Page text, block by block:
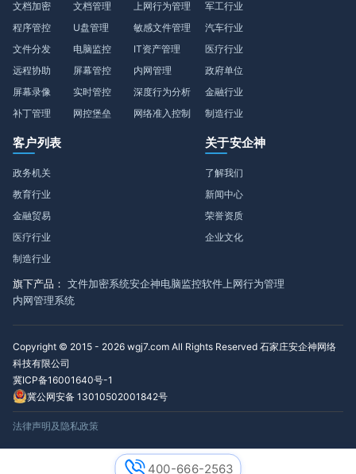
400-666-2563
文档加密
程序管控
文件分发
远程协助
屏幕录像
补丁管理
文档管理
U盘管理
电脑监控
屏幕管控
实时管控
网控堡垒
上网行为管理
敏感文件管理
IT资产管理
内网管理
深度行为分析
网络准入控制
军工行业
汽车行业
医疗行业
政府单位
金融行业
制造行业
客户列表
政务机关
教育行业
金融贸易
医疗行业
制造行业
关于安企神
了解我们
新闻中心
荣誉资质
企业文化
旗下产品： 文件加密系统安企神电脑监控软件 上网行为管理
内网管理系统
Copyright © 2015 - 2026 wgj7.com All Rights Reserved 石家庄安企神网络
科技有限公司
冀ICP备16001640号-1
冀公网安备 13010502001842号
法律声明及隐私政策